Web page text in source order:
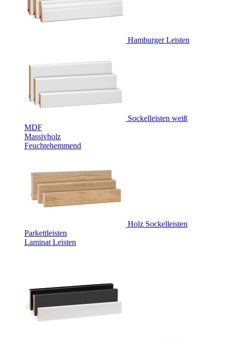
Hamburger Leisten
Sockelleisten weiß
MDF
Massivholz
Feuchtehemmend
Holz Sockelleisten
Parkettleisten
Laminat Leisten